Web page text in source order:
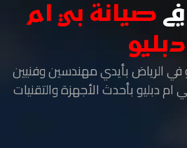
صيانة بي ام
دبليو
الرياض بأيدي مهندسين وفنيين
ام دبليو بأحدث الأجهزة والتقنيات